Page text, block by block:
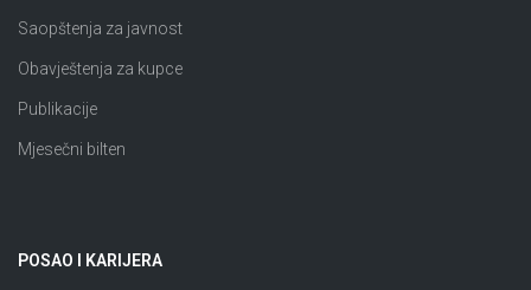
Saopštenja za javnost
Obavještenja za kupce
Publikacije
Mjesečni bilten
POSAO I KARIJERA